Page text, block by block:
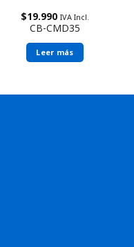
$19.990 IVA Incl.
CB-CMD35
Leer más